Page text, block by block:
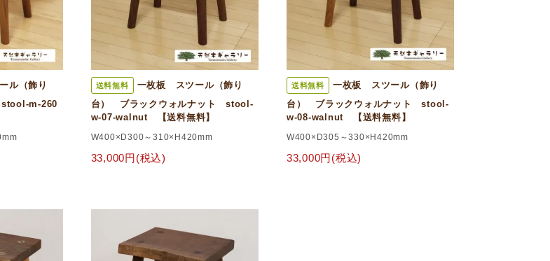
ル（飾り
m-260
送料無料
一枚板 スツール（飾り
台） ブラックウォルナット stool-
w-07-walnut 【送料無料】
W400×D300～310×H420mm
33,000円(税込)
送料無料
一枚板 スツール（飾り
台） ブラックウォルナット stool-
w-08-walnut 【送料無料】
W400×D305～330×H420mm
33,000円(税込)